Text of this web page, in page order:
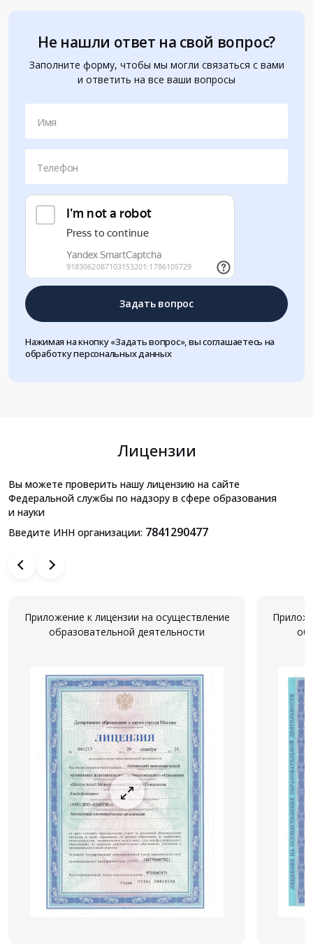
Не нашли ответ на свой вопрос?
Заполните форму, чтобы мы могли связаться с вами
и ответить на все ваши вопросы
Имя
Телефон
Задать вопрос
Нажимая на кнопку «Задать вопрос», вы соглашаетесь на
обработку персональных данных
Лицензии
Вы можете проверить нашу лицензию на сайте
Федеральной службы по надзору в сфере образования
и науки
Введите ИНН организации: 7841290477
Приложение к лицензии на осуществление
образовательной деятельности